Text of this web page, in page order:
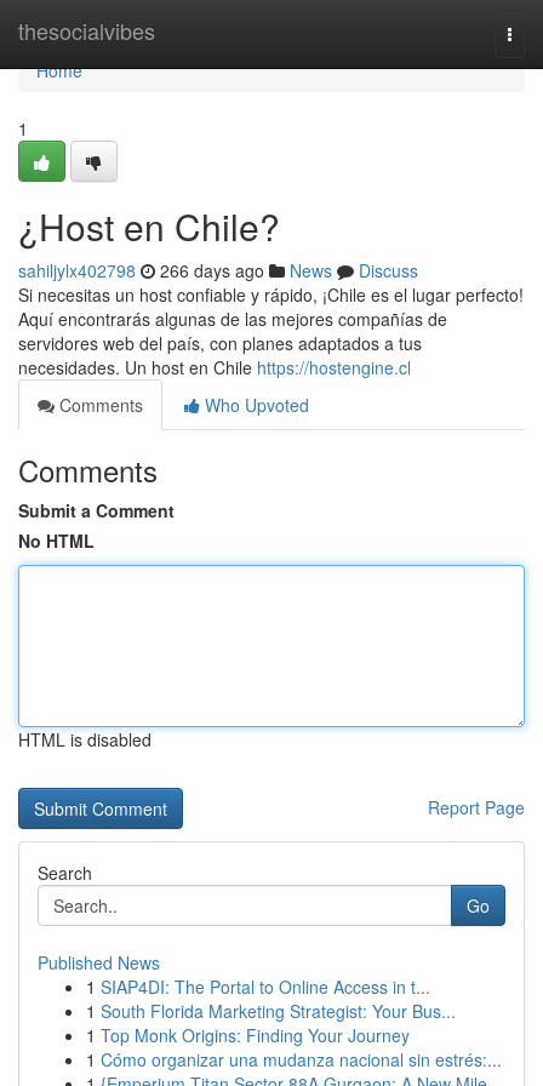
thesocialvibes
Home
Home
1
¿Host en Chile?
sahiljylx402798 266 days ago News
Discuss
Si necesitas un host confiable y rápido, ¡Chile es el lugar perfecto!
Aquí encontrarás algunas de las mejores compañías de
servidores web del país, con planes adaptados a tus
necesidades. Un host en Chile https://hostengine.cl
Comments
Who Upvoted
Comments
Submit a Comment
No HTML
HTML is disabled
Report Page
Search
Go
Published News
1 SIAP4DI: The Portal to Online Access in t...
1 South Florida Marketing Strategist: Your Bus...
1 Top Monk Origins: Finding Your Journey
1 Cómo organizar una mudanza nacional sin estrés:...